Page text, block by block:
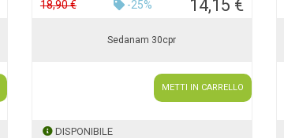
18,90 € -25% 14,15 €
Sedanam 30cpr
METTI IN CARRELLO
DISPONIBILE